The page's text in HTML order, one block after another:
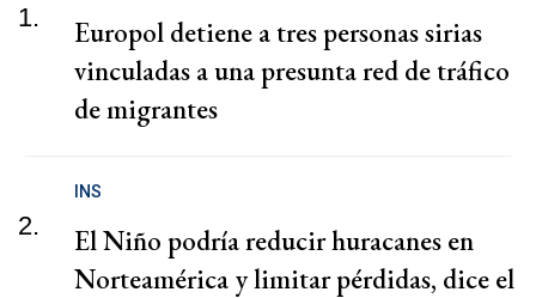
1.
Europol detiene a tres personas sirias
vinculadas a una presunta red de tráfico
de migrantes
2.
INS
El Niño podría reducir huracanes en
Norteamérica y limitar pérdidas, dice el